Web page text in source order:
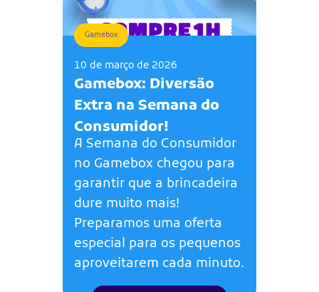
Gamebox
10 de março de 2026
Gamebox: Diversão
Extra na Semana do
Consumidor!
A Semana do Consumidor
no Gamebox chegou para
garantir que a brincadeira
dure muito mais!
Preparamos uma oferta
especial para os pequenos
aproveitarem cada minuto.